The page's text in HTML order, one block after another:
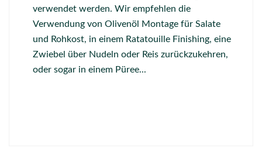
verwendet werden. Wir empfehlen die
Verwendung von Olivenöl Montage für Salate
und Rohkost, in einem Ratatouille Finishing, eine
Zwiebel über Nudeln oder Reis zurückzukehren,
oder sogar in einem Püree...